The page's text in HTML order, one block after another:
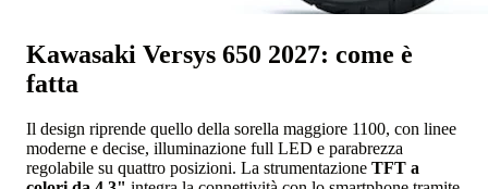
Kawasaki Versys 650 2027: come è
fatta
Il design riprende quello della sorella maggiore 1100, con linee
moderne e decise, illuminazione full LED e parabrezza
regolabile su quattro posizioni. La strumentazione TFT a